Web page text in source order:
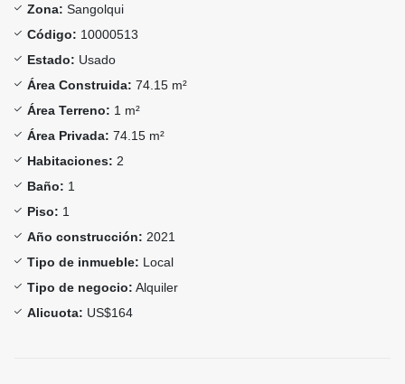
Zona: Sangolqui
Código: 10000513
Estado: Usado
Área Construida: 74.15 m²
Área Terreno: 1 m²
Área Privada: 74.15 m²
Habitaciones: 2
Baño: 1
Piso: 1
Año construcción: 2021
Tipo de inmueble: Local
Tipo de negocio: Alquiler
Alicuota: US$164